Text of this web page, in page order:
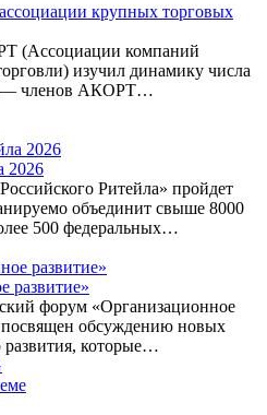
крупных торговых
(Ассоциации компаний
изучил динамику числа
— членов АКОРТ…
2026
Ритейла» пройдет
объединит свыше 8000
500 федеральных…
развитие»
форум «Организационное
посвящен обсуждению новых
развития, которые…